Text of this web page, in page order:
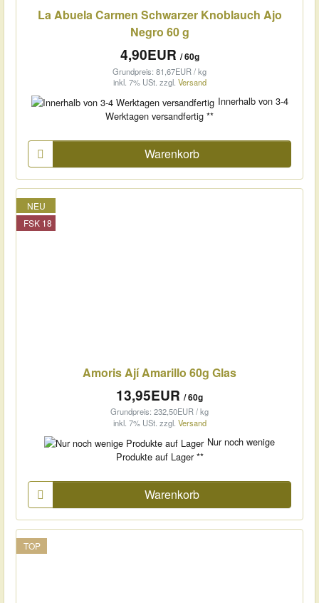
La Abuela Carmen Schwarzer Knoblauch Ajo
Negro 60 g
4,90EUR / 60g
Grundpreis: 81,67EUR / kg
inkl. 7% USt. zzgl. Versand
Innerhalb von 3-4
Werktagen versandfertig **
Warenkorb
NEU
FSK 18
Amoris Ají Amarillo 60g Glas
13,95EUR / 60g
Grundpreis: 232,50EUR / kg
inkl. 7% USt. zzgl. Versand
Nur noch wenige
Produkte auf Lager **
Warenkorb
TOP